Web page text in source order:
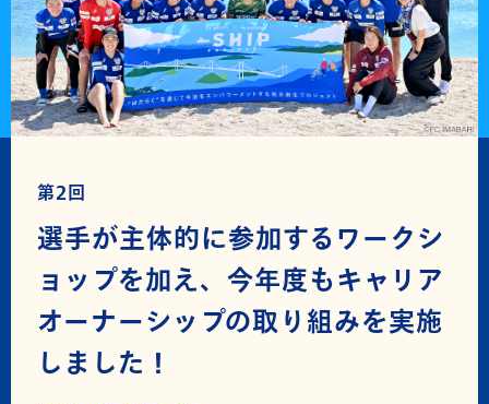
第2回
選手が主体的に参加するワークシ
ョップを加え、今年度もキャリア
オーナーシップの取り組みを実施
しました！